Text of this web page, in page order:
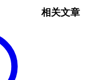
相关文章